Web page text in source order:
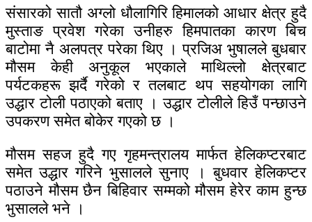
संसारको सातौ अग्लो धौलागिरि हिमालको आधार क्षेत्र हुदै
मुस्ताङ प्रवेश गरेका उनीहरु हिमपातका कारण बिच
बाटोमा नै अलपत्र परेका थिए । प्रजिअ भुषालले बुधबार
मौसम केही अनुकूल भएकाले माथिल्लो क्षेत्रबाट
पर्यटकहरू झर्दै गरेको र तलबाट थप सहयोगका लागि
उद्धार टोली पठाएको बताए । उद्धार टोलीले हिउँ पन्छाउने
उपकरण समेत बोकेर गएको छ ।
मौसम सहज हुदै गए गृहमन्त्रालय मार्फत हेलिकप्टरबाट
समेत उद्धार गरिने भुसालले सुनाए । बुधवार हेलिकप्टर
पठाउने मौसम छैन बिहिवार सम्मको मौसम हेरेर काम हुन्छ
भुसालले भने ।